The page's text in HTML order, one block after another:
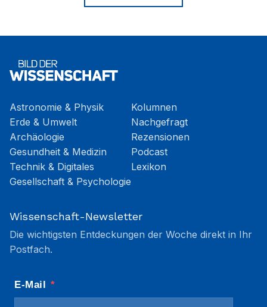
Astronomie & Physik
Erde & Umwelt
Archäologie
Gesundheit & Medizin
Technik & Digitales
Gesellschaft & Psychologie
Kolumnen
Nachgefragt
Rezensionen
Podcast
Lexikon
Wissenschaft-Newsletter
Die wichtigsten Entdeckungen der Woche direkt in Ihr
Postfach.